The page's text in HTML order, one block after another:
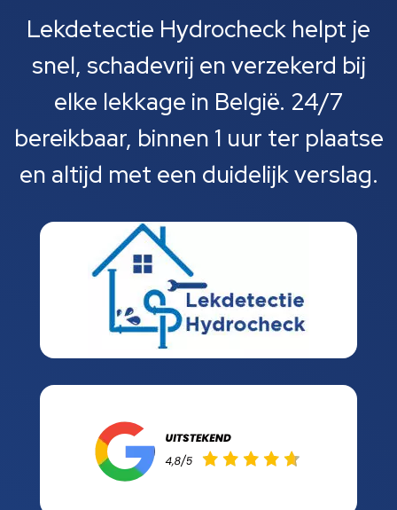
Lekdetectie Hydrocheck helpt je
snel, schadevrij en verzekerd bij
elke lekkage in België. 24/7
bereikbaar, binnen 1 uur ter plaatse
en altijd met een duidelijk verslag.